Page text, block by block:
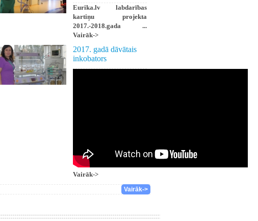
Eurika.lv labdarības
kartiņu projekta
2017.-2018.gada ...
Vairāk->
2017. gadā dāvātais
inkobators
Vairāk->
Vairāk->